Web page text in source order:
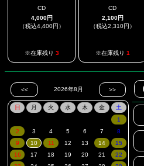
CD
4,000円
（税込4,400円）
※在庫残り 3
CD
2,100円
（税込2,310円）
※在庫残り 1